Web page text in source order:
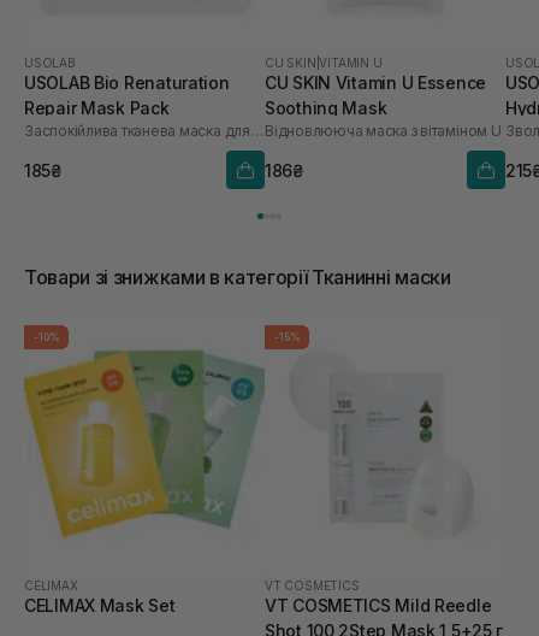
USOLAB
USOLAB Bio Renaturation
Repair Mask Pack
Заспокійлива тканева маска для обличчя
185₴
CU SKIN |VITAMIN U
CU SKIN Vitamin U Essence
Soothing Mask
Відновлююча маска з вітаміном U
186₴
шт
Товари зі знижками в категорії Тканинні маски
-10%
CELIMAX
CELIMAX Mask Set
-15%
VT COSMETICS
VT COSMETICS Mild Reedle
Shot 100 2Step Mask 1,5+25 г